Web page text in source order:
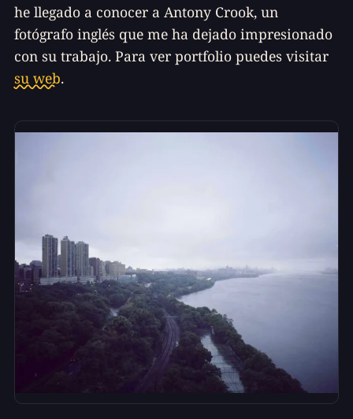
he llegado a conocer a Antony Crook, un
fotógrafo inglés que me ha dejado impresionado
con su trabajo. Para ver portfolio puedes visitar
su web.